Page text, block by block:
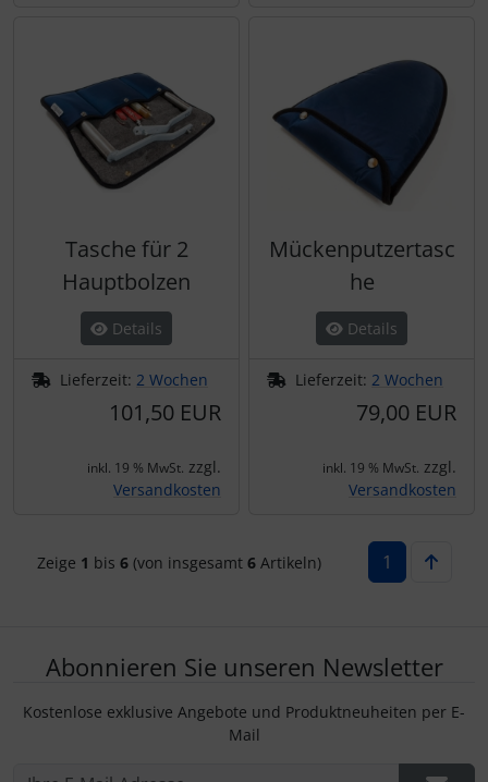
Tasche für 2
Hauptbolzen
Details
Lieferzeit: 2 Wochen
101,50 EUR
inkl. 19 % MwSt. zzgl.
Versandkosten
Mückenputzertasc
he
Details
Lieferzeit: 2 Wochen
79,00 EUR
inkl. 19 % MwSt. zzgl.
Versandkosten
Zeige 1 bis 6(von insgesamt 6Artikeln) 1
Abonnieren Sie unseren Newsletter
Kostenlose exklusive Angebote und Produktneuheiten per E-
Mail